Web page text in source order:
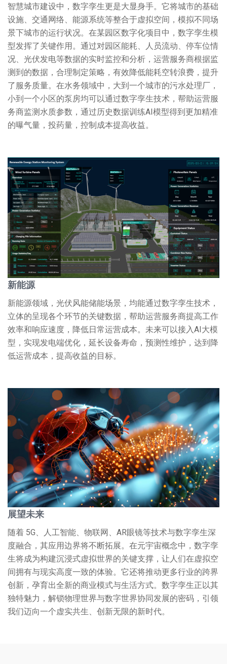
智慧城市建设中，数字孪生更是大显身手。它将城市的基础
设施、交通网络、能源系统等整合于虚拟空间，模拟不同场
景下城市的运行状况。在某园区数字化项目中，数字孪生模
型发挥了关键作用。通过对园区能耗、人员流动、停车位情
况、光伏发电等数据的实时监控和分析，运营服务商根据监
测到的数据，合理制定策略，有效降低能耗空转浪费，提升
了服务质量。在水务领域中，大到一个城市的污水处理厂，
小到一个小区的泵房均可以通过数字孪生技术，帮助运营服
务商监测水质参数，通过历史数据训练AI模型得到更加精准
的曝气量，投药量，控制成本提高收益。
新能源
新能源领域，光伏风能储能场景，均能通过数字孪生技术，
立体的呈现各个环节的关键数据，帮助运营服务商提高工作
效率和响应速度，降低日常运营成本。未来可以接入AI大模
型，实现发电端优化，延长设备寿命，预测性维护，达到降
低运营成本，提高收益的目标。
展望未来
随着 5G、人工智能、物联网、AR眼镜等技术与数字孪生深
度融合，其应用边界将不断拓展。在元宇宙概念中，数字孪
生将成为构建沉浸式虚拟世界的关键支撑，让人们在虚拟空
间拥有与现实高度一致的体验。它还将推动更多行业的跨界
创新，孕育出全新的商业模式与生活方式。数字孪生正以其
独特魅力，解锁物理世界与数字世界协同发展的密码，引领
我们迈向一个虚实共生、创新无限的新时代。